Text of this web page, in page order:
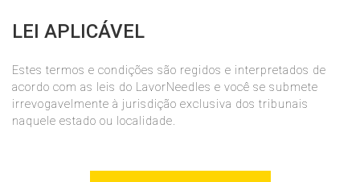
LEI APLICÁVEL
Estes termos e condições são regidos e interpretados de
acordo com as leis do LavorNeedles e você se submete
irrevogavelmente à jurisdição exclusiva dos tribunais
naquele estado ou localidade.